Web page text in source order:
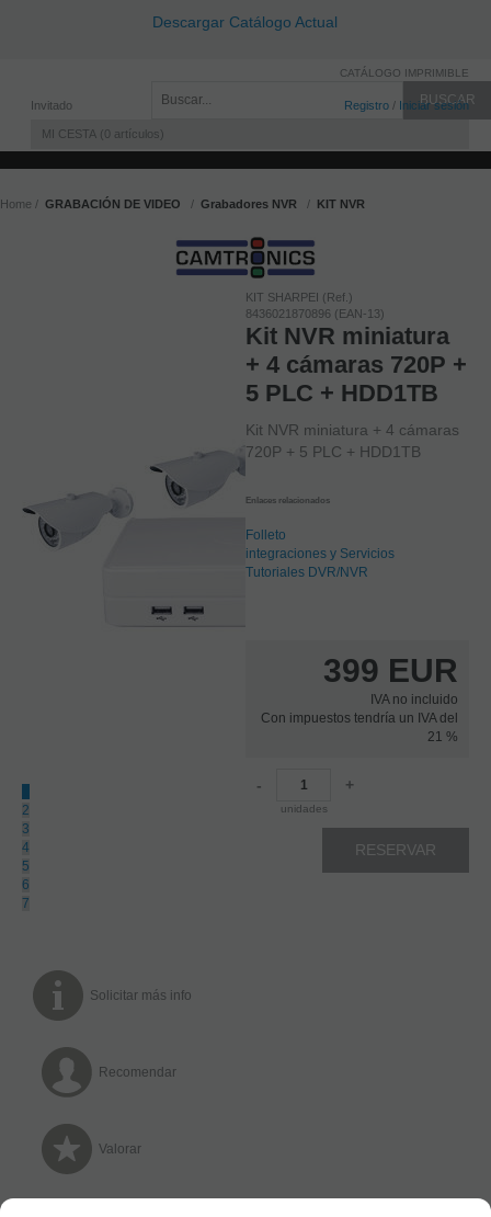
Descargar Catálogo Actual
Invitado Registro / Iniciar sesión
MI CESTA 0 artículos
CATÁLOGO IMPRIMIBLE
Home GRABACIÓN DE VIDEO Grabadores NVR KIT NVR
2
3
4
5
6
7
Solicitar más info
Recomendar
Valorar
KIT SHARPEI (Ref.)
8436021870896 (EAN-13)
Kit NVR miniatura
+ 4 cámaras 720P +
5 PLC + HDD1TB
Kit NVR miniatura + 4 cámaras
720P + 5 PLC + HDD1TB
Enlaces relacionados
Folleto
integraciones y Servicios
Tutoriales DVR/NVR
399 EUR
IVA no incluido
Con impuestos tendría un IVA del
21 %
-
unidades
+
RESERVAR